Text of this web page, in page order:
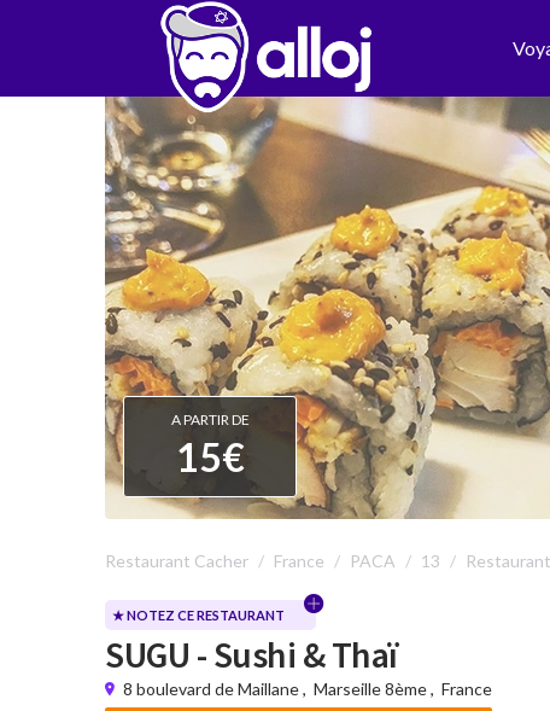
A PARTIR DE
15€
Restaurant Cacher France PACA 13
★ NOTEZ CE RESTAURANT
SUGU - Sushi & Thaï
8 boulevard de Maillane, Marseille 8ème, France